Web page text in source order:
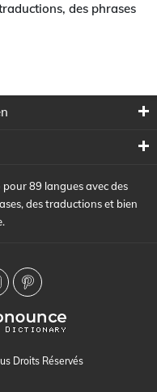
des phrases
89 langues avec des
des traductions et bien
Droits Réservés